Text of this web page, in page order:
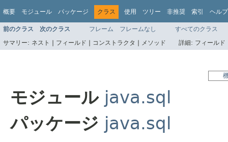
概要 モジュール パッケージ クラス 使用 ツリー 非推奨 索引 ヘルプ
前のクラス 次のクラス フレーム フレームなし
すべてのクラス
サマリー: ネスト | フィールド | コンストラクタ | メソッド 詳細: フィール
モジュール java.sql
パッケージ java.sql